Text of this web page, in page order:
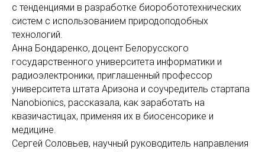
с тенденциями в разработке биоробототехнических
систем с использованием природоподобных
технологий.
Анна Бондаренко, доцент Белорусского
государственного университета информатики и
радиоэлектроники, приглашенный профессор
университета штата Аризона и соучредитель стартапа
Nanobionics, рассказала, как заработать на
квазичастицах, применяя их в биосенсорике и
медицине.
Сергей Соловьев, научный руководитель направления